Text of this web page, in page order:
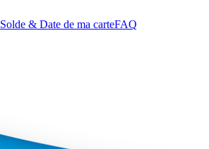
Solde & Date de ma carteFAQ